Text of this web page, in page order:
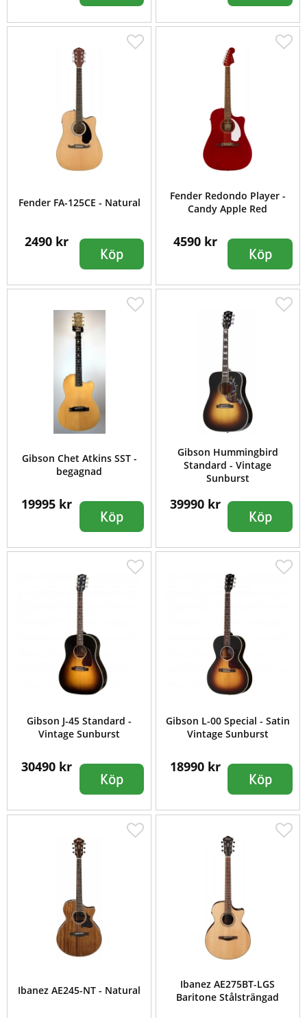
Fender FA-125CE - Natural
2490 kr
Köp
Fender Redondo Player -
Candy Apple Red
4590 kr
Köp
Gibson Chet Atkins SST -
begagnad
19995 kr
Köp
Gibson Hummingbird
Standard - Vintage
Sunburst
39990 kr
Köp
Gibson J-45 Standard -
Vintage Sunburst
30490 kr
Köp
Gibson L-00 Special - Satin
Vintage Sunburst
18990 kr
Köp
Ibanez AE245-NT - Natural
Ibanez AE275BT-LGS
Baritone Stålsträngad